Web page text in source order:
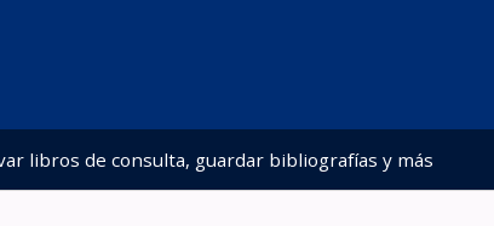
libros de consulta, guardar bibliografías y más